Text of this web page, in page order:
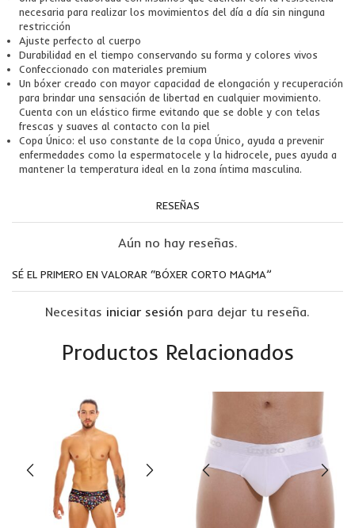
necesaria para realizar los movimientos del día a día sin ninguna
restricción
Ajuste perfecto al cuerpo
Durabilidad en el tiempo conservando su forma y colores vivos
Confeccionado con materiales premium
Un bóxer creado con mayor capacidad de elongación y recuperación
para brindar una sensación de libertad en cualquier movimiento.
Cuenta con un elástico firme evitando que se doble y con telas
frescas y suaves al contacto con la piel
Copa Único: el uso constante de la copa Único, ayuda a prevenir
enfermedades como la espermatocele y la hidrocele, pues ayuda a
mantener la temperatura ideal en la zona íntima masculina.
RESEÑAS
Aún no hay reseñas.
SÉ EL PRIMERO EN VALORAR “BÓXER CORTO MAGMA”
Necesitas iniciar sesión para dejar tu reseña.
Productos Relacionados